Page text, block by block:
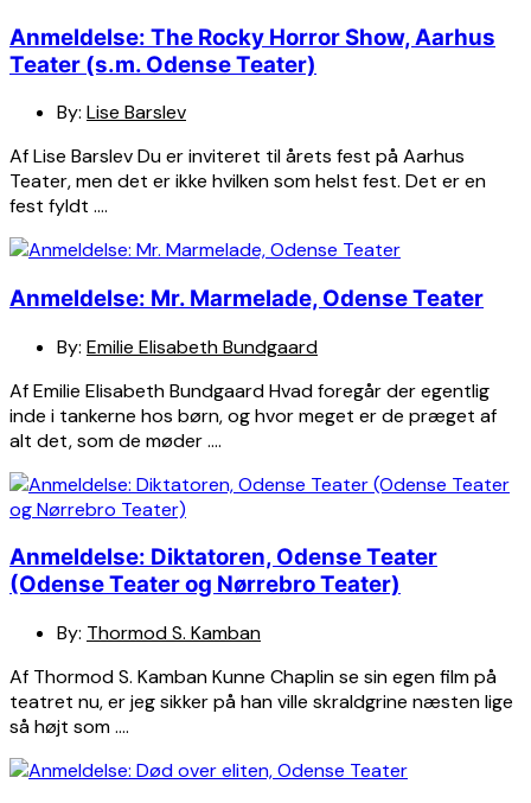
Anmeldelse: The Rocky Horror Show, Aarhus
Teater (s.m. Odense Teater)
By: Lise Barslev
Af Lise Barslev Du er inviteret til årets fest på Aarhus
Teater, men det er ikke hvilken som helst fest. Det er en
fest fyldt ….
Anmeldelse: Mr. Marmelade, Odense Teater
By: Emilie Elisabeth Bundgaard
Af Emilie Elisabeth Bundgaard Hvad foregår der egentlig
inde i tankerne hos børn, og hvor meget er de præget af
alt det, som de møder ….
Anmeldelse: Diktatoren, Odense Teater
(Odense Teater og Nørrebro Teater)
By: Thormod S. Kamban
Af Thormod S. Kamban Kunne Chaplin se sin egen film på
teatret nu, er jeg sikker på han ville skraldgrine næsten lige
så højt som ….